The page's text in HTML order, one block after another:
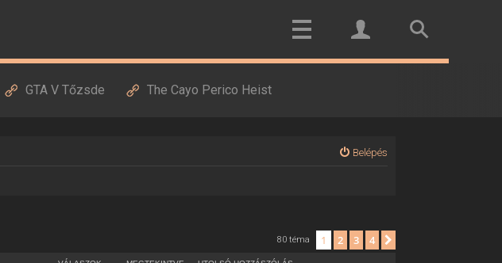
GTA V Tőzsde The Cayo Perico Heist
Belépés
80 téma 1 2 3 4